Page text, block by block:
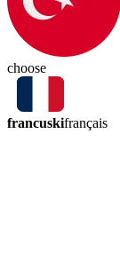
choose
francuskifrançais